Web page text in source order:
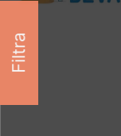
Filtra